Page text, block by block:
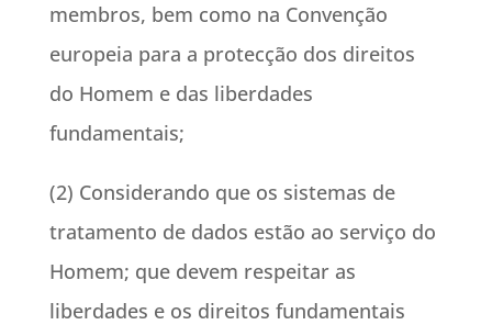
membros, bem como na Convenção
europeia para a protecção dos direitos
do Homem e das liberdades
fundamentais;
(2) Considerando que os sistemas de
tratamento de dados estão ao serviço do
Homem; que devem respeitar as
liberdades e os direitos fundamentais